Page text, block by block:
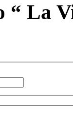
“ La